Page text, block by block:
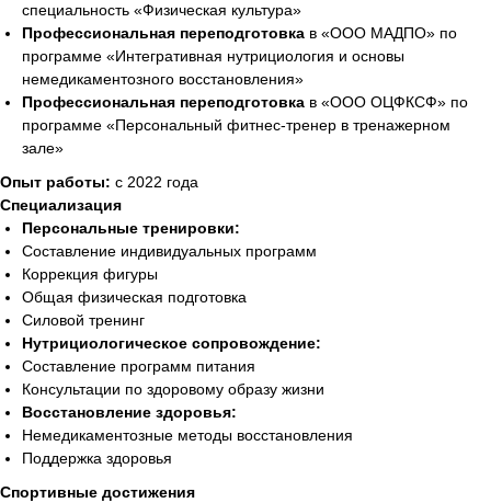
специальность «Физическая культура»
Профессиональная переподготовка в «ООО МАДПО» по
программе «Интегративная нутрициология и основы
немедикаментозного восстановления»
Профессиональная переподготовка в «ООО ОЦФКСФ» по
программе «Персональный фитнес-тренер в тренажерном
зале»
Опыт работы: с 2022 года
Специализация
Персональные тренировки:
Составление индивидуальных программ
Коррекция фигуры
Общая физическая подготовка
Силовой тренинг
Нутрициологическое сопровождение:
Составление программ питания
Консультации по здоровому образу жизни
Восстановление здоровья:
Немедикаментозные методы восстановления
Поддержка здоровья
Спортивные достижения